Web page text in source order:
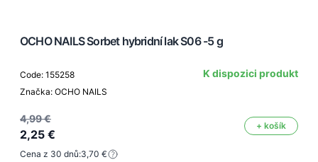
OCHO NAILS Sorbet hybridní lak S06 -5 g
Code: 155258
Značka: OCHO NAILS
K dispozici produkt
4,99 €
2,25 €
+ košík
Cena z 30 dnů:3,70 €